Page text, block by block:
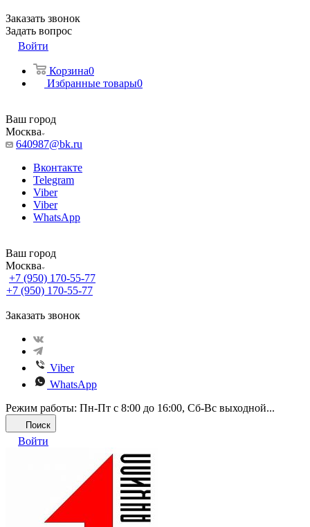
Заказать звонок
Задать вопрос
Войти
Корзина0
Избранные товары0
Ваш город
Москва
640987@bk.ru
Вконтакте
Telegram
Viber
Viber
WhatsApp
Ваш город
Москва
+7 (950) 170-55-77
+7 (950) 170-55-77
Заказать звонок
Viber
WhatsApp
Режим работы: Пн-Пт с 8:00 до 16:00, Cб-Вс выходной...
Поиск
Войти